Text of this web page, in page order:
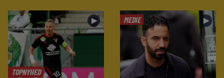
TOPNYHED
► MEDIE ►